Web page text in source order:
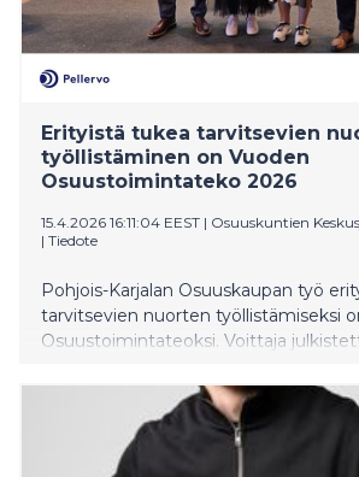
Erityistä tukea tarvitsevien
työllistäminen on Vuoden
Osuustoimintateko 2026
15.4.2026 16:11:04 EEST | Osuuskuntien
| Tiedote
Pohjois-Karjalan Osuuskaupan työ
tarvitsevien nuorten työllistämiseksi
Osuustoimintateoksi. Voittaja
järjestämässä Pellervon Päivässä 15.
Helsingin Kulttuurikasarmilla.